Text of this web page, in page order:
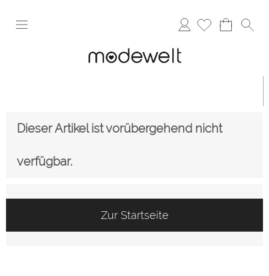
Anmelden
Dieser Artikel ist vorübergehend nicht
verfügbar.
Zur Startseite